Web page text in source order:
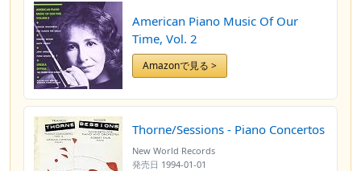
American Piano Music Of Our
Time, Vol. 2
Amazonで見る >
Thorne/Sessions - Piano Concertos
New World Records
発売日 1994-01-01